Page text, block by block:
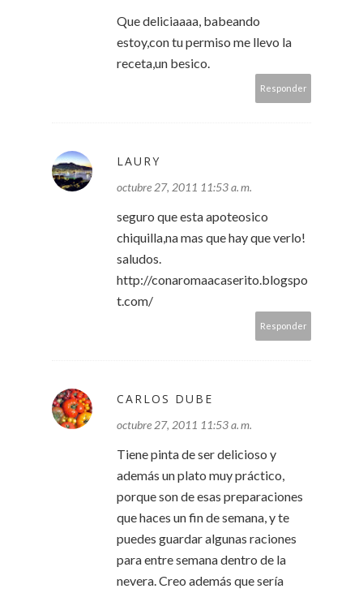
Que deliciaaaa, babeando
estoy,con tu permiso me llevo la
receta,un besico.
Responder
LAURY
octubre 27, 2011 11:53 a. m.
seguro que esta apoteosico
chiquilla,na mas que hay que verlo!
saludos.
http://conaromaacaserito.blogspo
t.com/
Responder
CARLOS DUBE
octubre 27, 2011 11:53 a. m.
Tiene pinta de ser delicioso y
además un plato muy práctico,
porque son de esas preparaciones
que haces un fin de semana, y te
puedes guardar algunas raciones
para entre semana dentro de la
nevera. Creo además que sería